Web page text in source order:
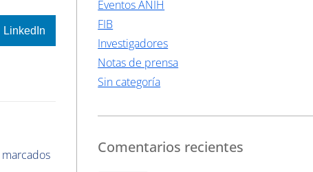
LinkedIn
Eventos ANIH
FIB
Investigadores
Notas de prensa
Sin categoría
Comentarios recientes